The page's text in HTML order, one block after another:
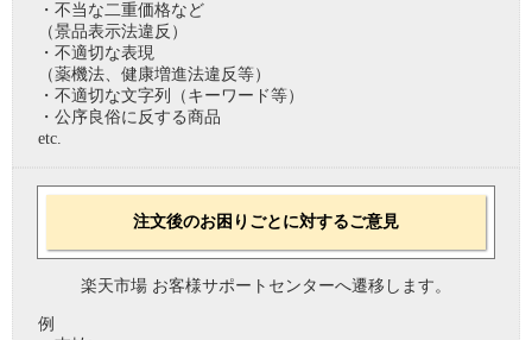
・不当な二重価格など
（景品表示法違反）
・不適切な表現
（薬機法、健康増進法違反等）
・不適切な文字列（キーワード等）
・公序良俗に反する商品
etc.
注文後のお困りごとに対するご意見
楽天市場 お客様サポートセンターへ遷移します。
例